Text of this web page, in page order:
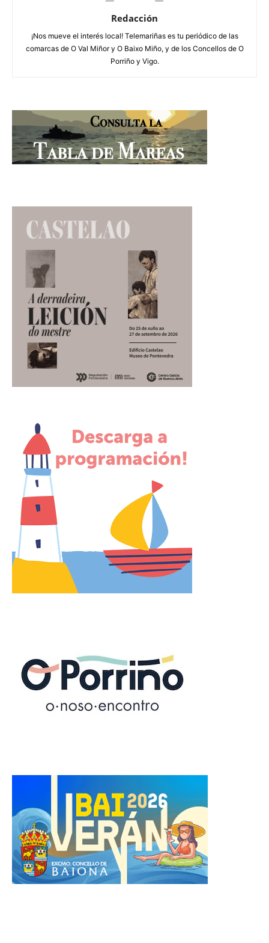
Redacción
¡Nos mueve el interés local! Telemariñas es tu periódico de las
comarcas de O Val Miñor y O Baixo Miño, y de los Concellos de O
Porriño y Vigo.